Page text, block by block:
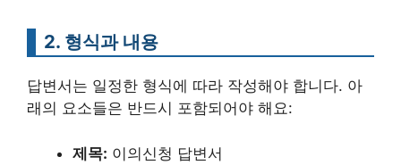
2. 형식과 내용
답변서는 일정한 형식에 따라 작성해야 합니다. 아
래의 요소들은 반드시 포함되어야 해요:
제목: 이의신청 답변서